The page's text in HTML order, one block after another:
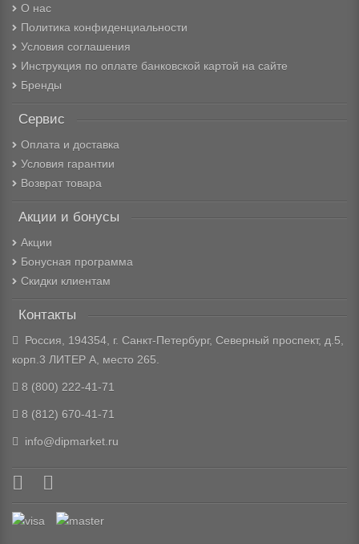
О нас
Политика конфиденциальности
Условия соглашения
Инструкция по оплате банковской картой на сайте
Бренды
Сервис
Оплата и доставка
Условия гарантии
Возврат товара
Акции и бонусы
Акции
Бонусная программа
Скидки клиентам
Контакты
Россия, 194354, г. Санкт-Петербург, Северный проспект, д.5,
корп.3 ЛИТЕР А, место 265.
8 (800) 222-41-71
8 (812) 670-41-71
info@dipmarket.ru